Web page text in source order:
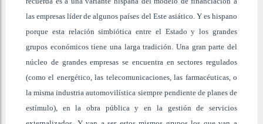
las empresas líder de algunos países del Este asiático. Y es hispano
porque esta relación simbiótica entre el Estado y los grandes
grupos económicos tiene una larga tradición. Una gran parte del
núcleo de grandes empresas se encuentra en sectores regulados
(como el energético, las telecomunicaciones, las farmacéuticas, o
la misma industria automovilística siempre pendiente de planes de
estímulo), en la obra pública y en la gestión de servicios